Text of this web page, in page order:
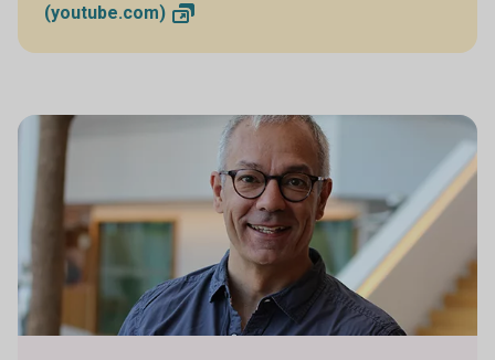
(youtube.com)